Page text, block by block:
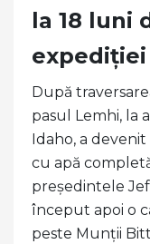
la 18 luni
expediției
După
pasul Lemhi, la
Idaho, a
cu apă
președintele
început apoi o
peste Munții